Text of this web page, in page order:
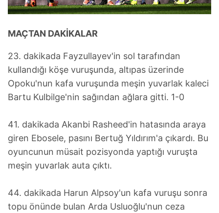
MAÇTAN DAKİKALAR
23. dakikada Fayzullayev'in sol tarafından
kullandığı köşe vuruşunda, altıpas üzerinde
Opoku'nun kafa vuruşunda meşin yuvarlak kaleci
Bartu Kulbilge'nin sağından ağlara gitti. 1-0
41. dakikada Akanbi Rasheed'in hatasında araya
giren Ebosele, pasını Bertuğ Yıldırım'a çıkardı. Bu
oyuncunun müsait pozisyonda yaptığı vuruşta
meşin yuvarlak auta çıktı.
44. dakikada Harun Alpsoy'un kafa vuruşu sonra
topu önünde bulan Arda Usluoğlu'nun ceza